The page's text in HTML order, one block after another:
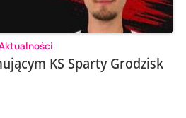
KS Sparty Grodzisk